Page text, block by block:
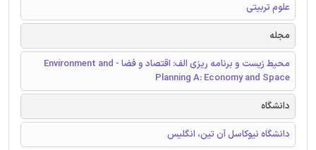
علوم تربیتی
مجله
محیط زیست و برنامه ریزی الف: اقتصاد و فضا - Environment and
Planning A: Economy and Space
دانشگاه
دانشگاه نیوکاسل آن تین، انگلیس